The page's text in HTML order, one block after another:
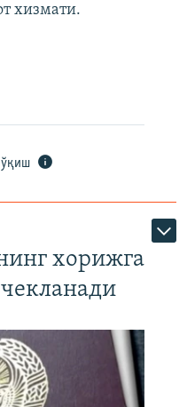
хизмати.
ўқиш
хорижга